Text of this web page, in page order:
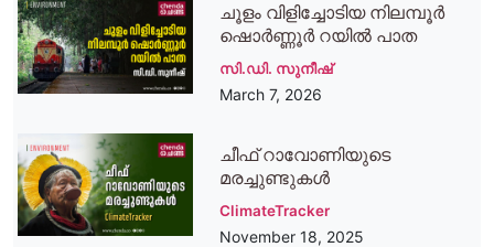
ചൂളം വിളിച്ചോടിയ നിലമ്പൂര്‍
ഷൊര്‍ണ്ണൂര്‍ റയിൽ പാത
സി.ഡി. സുനീഷ്
March 7, 2026
ചീഫ് റാവോണിയുടെ
മരച്ചുണ്ടുകൾ
ClimateTracker
November 18, 2025